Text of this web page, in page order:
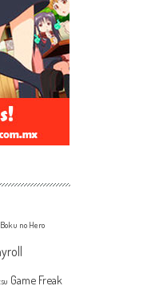
Boku no Hero
Game Freak